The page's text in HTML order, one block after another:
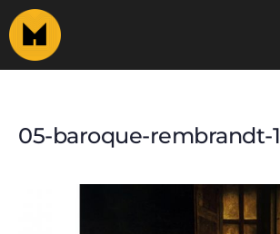
05-baroque-rembrandt-1